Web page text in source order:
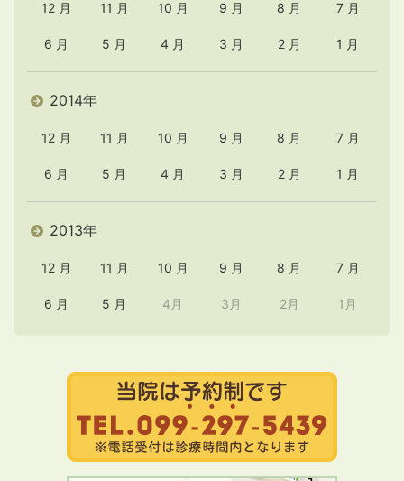
12 月 11 月 10 月 9 月 8 月 7 月
6 月 5 月 4 月 3 月 2 月 1 月
2014年
12 月 11 月 10 月 9 月 8 月 7 月
6 月 5 月 4 月 3 月 2 月 1 月
2013年
12 月 11 月 10 月 9 月 8 月 7 月
6 月 5 月 4月 3月 2月 1月